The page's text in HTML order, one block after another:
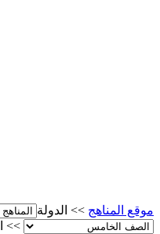
موقع المناهج >> الدولة
>>